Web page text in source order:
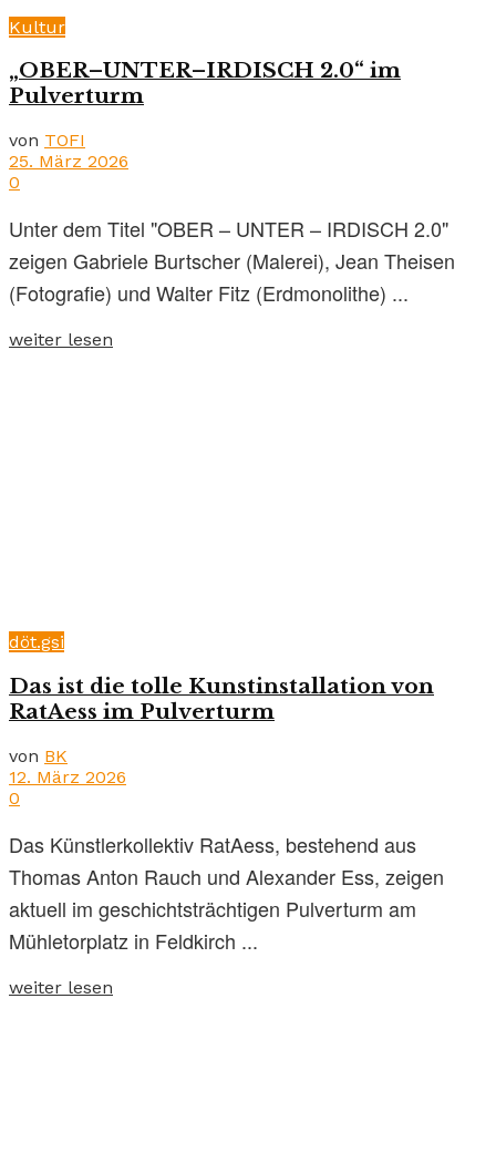
Kultur
„OBER–UNTER–IRDISCH 2.0“ im
Pulverturm
von TOFI
25. März 2026
0
Unter dem Titel "OBER – UNTER – IRDISCH 2.0"
zeigen Gabriele Burtscher (Malerei), Jean Theisen
(Fotografie) und Walter Fitz (Erdmonolithe) ...
weiter lesen
döt.gsi
Das ist die tolle Kunstinstallation von
RatAess im Pulverturm
von BK
12. März 2026
0
Das Künstlerkollektiv RatAess, bestehend aus
Thomas Anton Rauch und Alexander Ess, zeigen
aktuell im geschichtsträchtigen Pulverturm am
Mühletorplatz in Feldkirch ...
weiter lesen